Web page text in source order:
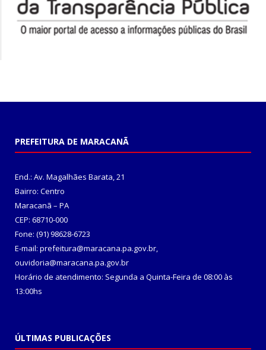
PREFEITURA DE MARACANÃ
End.: Av. Magalhães Barata, 21
Bairro: Centro
Maracanã – PA
CEP: 68710-000
Fone: (91) 98628-6723
E-mail: prefeitura@maracana.pa.gov.br,
ouvidoria@maracana.pa.gov.br
Horário de atendimento: Segunda a Quinta-Feira de 08:00 às
13:00hs
ÚLTIMAS PUBLICAÇÕES